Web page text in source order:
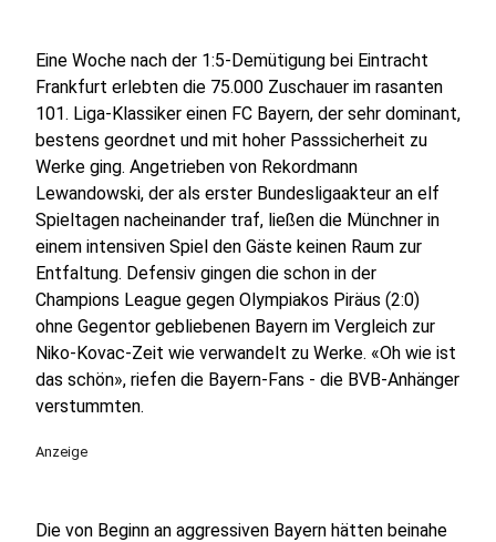
Eine Woche nach der 1:5-Demütigung bei Eintracht
Frankfurt erlebten die 75.000 Zuschauer im rasanten
101. Liga-Klassiker einen FC Bayern, der sehr dominant,
bestens geordnet und mit hoher Passsicherheit zu
Werke ging. Angetrieben von Rekordmann
Lewandowski, der als erster Bundesligaakteur an elf
Spieltagen nacheinander traf, ließen die Münchner in
einem intensiven Spiel den Gäste keinen Raum zur
Entfaltung. Defensiv gingen die schon in der
Champions League gegen Olympiakos Piräus (2:0)
ohne Gegentor gebliebenen Bayern im Vergleich zur
Niko-Kovac-Zeit wie verwandelt zu Werke. «Oh wie ist
das schön», riefen die Bayern-Fans - die BVB-Anhänger
verstummten.
Anzeige
Die von Beginn an aggressiven Bayern hätten beinahe